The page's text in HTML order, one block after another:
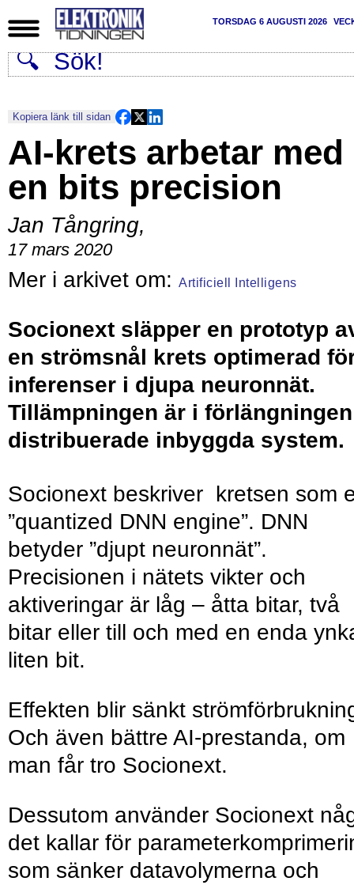
TORSDAG 6 AUGUSTI 2026
Kopiera länk till sidan
AI-krets arbetar med
en bits precision
Jan Tångring,
17 mars 2020
Artificiell Intelligens
Socionext släpper en prototyp
en strömsnål krets optimerad
inferenser i djupa neuronnät.
Tillämpningen är i förlängningen
distribuerade inbyggda system.
Socionext beskriver kretsen som
”quantized DNN engine”. DNN
betyder ”djupt neuronnät”.
Precisionen i nätets vikter och
aktiveringar är låg – åtta bitar, två
bitar eller till och med en enda
liten bit.
Effekten blir sänkt
Och även bättre AI-prestanda, om
man får tro Socionext.
Dessutom använder Socionext
det kallar för
som sänker datavolymerna och